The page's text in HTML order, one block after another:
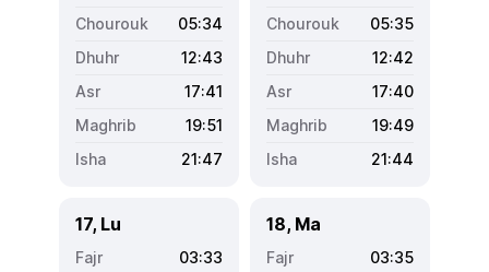
05:34
12:43
17:41
19:51
21:47
05:35
12:42
17:40
19:49
21:44
17, Lu
03:33
18, Ma
03:35